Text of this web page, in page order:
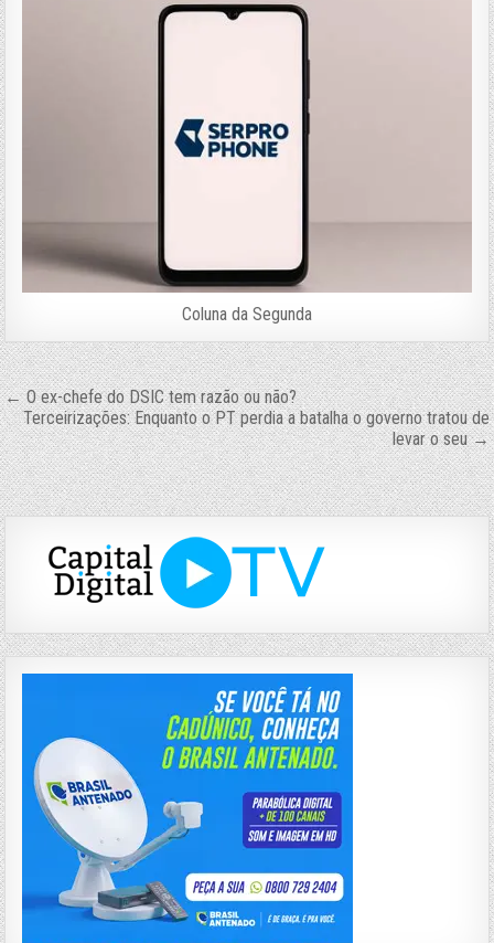
Coluna da Segunda
Navegação
de
Post
← O ex-chefe do DSIC tem razão ou não?
Terceirizações: Enquanto o PT perdia a batalha o governo tratou de
levar o seu →